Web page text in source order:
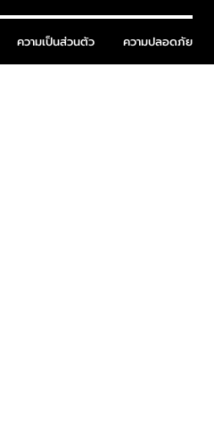
ความเป็นส่วนตัว ความปลอดภัย